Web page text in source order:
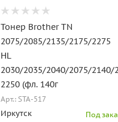
Тонер Brother TN
2075/2085/2135/2175/2275
HL
2030/2035/2040/2075/2140/
2250 (фл. 140г
Арт.: STA-517
Иркутск Под